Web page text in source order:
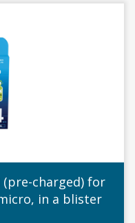
(pre-charged) for
in a blister